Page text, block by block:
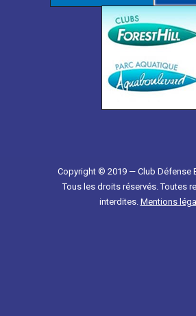
Copyright © 2019 — Club Défense
Tous les droits réservés. Toutes
interdites. Mentions